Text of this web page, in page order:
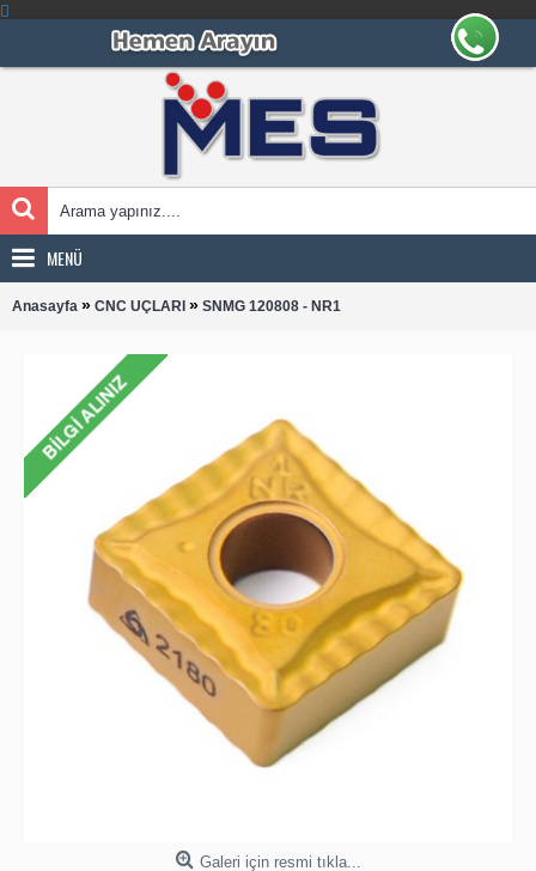
MENÜ
Anasayfa » CNC UÇLARI » SNMG 120808 - NR1
Galeri için resmi tıkla...